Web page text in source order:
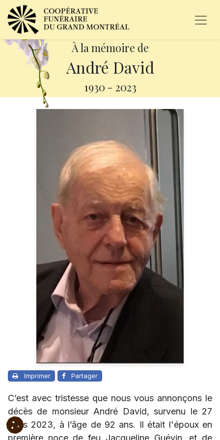
À la mémoire de
André David
1930 - 2023
Imprimer Partager
C’est avec tristesse que nous vous annonçons le
décès de monsieur André David, survenu le 27
mars 2023, à l’âge de 92 ans. Il était l'époux en
première noce de feu Jacqueline Guévin, et de